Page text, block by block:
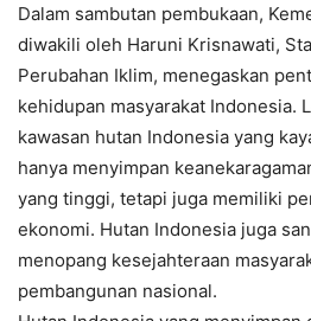
Dalam sambutan pembukaan,
diwakili oleh Haruni Krisnawati,
Perubahan Iklim, menegaskan
kehidupan masyarakat Indonesia.
kawasan hutan Indonesia yang
hanya menyimpan
yang tinggi, tetapi juga memiliki
ekonomi. Hutan Indonesia juga
menopang kesejahteraan
pembangunan nasional.